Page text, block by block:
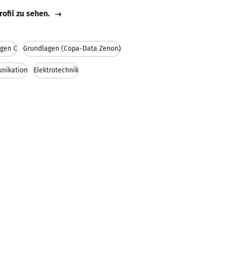
zu sehen.
C Grundlagen (Copa-Data Zenon)
Elektrotechnik